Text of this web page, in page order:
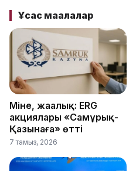
Ұқсас мақалалар
Міне, жаңалық: ERG
акциялары «Самұрық-
Қазынаға» өтті
7 тамыз, 2026